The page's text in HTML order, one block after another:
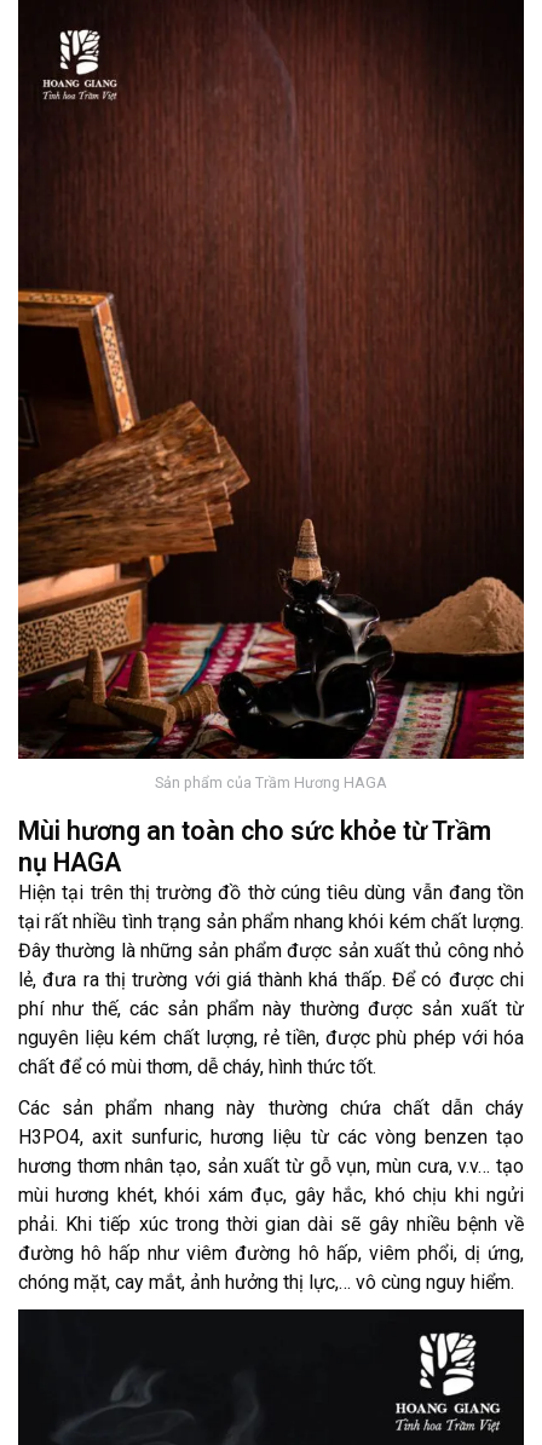
Sản phẩm của Trầm Hương HAGA
Mùi hương an toàn cho sức khỏe từ Trầm
nụ HAGA
Hiện tại trên thị trường đồ thờ cúng tiêu dùng vẫn đang tồn
tại rất nhiều tình trạng sản phẩm nhang khói kém chất lượng.
Đây thường là những sản phẩm được sản xuất thủ công nhỏ
lẻ, đưa ra thị trường với giá thành khá thấp. Để có được chi
phí như thế, các sản phẩm này thường được sản xuất từ
nguyên liệu kém chất lượng, rẻ tiền, được phù phép với hóa
chất để có mùi thơm, dễ cháy, hình thức tốt.
Các sản phẩm nhang này thường chứa chất dẫn cháy
H3PO4, axit sunfuric, hương liệu từ các vòng benzen tạo
hương thơm nhân tạo, sản xuất từ gỗ vụn, mùn cưa, v.v… tạo
mùi hương khét, khói xám đục, gây hắc, khó chịu khi ngửi
phải. Khi tiếp xúc trong thời gian dài sẽ gây nhiều bệnh về
đường hô hấp như viêm đường hô hấp, viêm phổi, dị ứng,
chóng mặt, cay mắt, ảnh hưởng thị lực,… vô cùng nguy hiểm.